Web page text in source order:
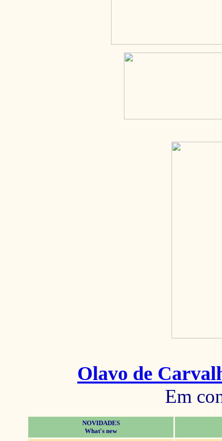
Olavo de
Em
NOVIDADES
What's new